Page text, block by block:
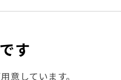
す
意しています。